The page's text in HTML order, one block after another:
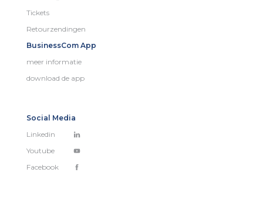
Tickets
Retourzendingen
BusinessCom App
meer informatie
download de app
Social Media
Linkedin
Youtube
Facebook